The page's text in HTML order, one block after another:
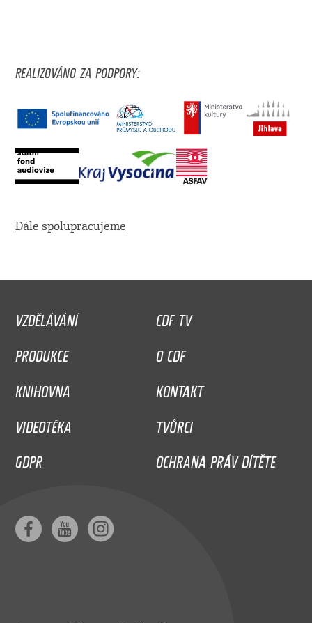
REALIZOVÁNO ZA PODPORY:
Dále spolupracujeme
VZDĚLÁVÁNÍ
CDF TV
PRODUKCE
O CDF
KNIHOVNA
KONTAKT
VIDEOTÉKA
TVŮRCI
GDPR
OCHRANA PRÁV DÍTĚTE